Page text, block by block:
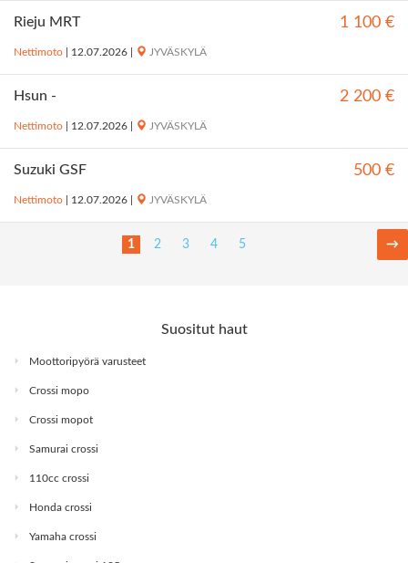
Rieju MRT 1 100 €
Nettimoto 12.07.2026 JYVÄSKYLÄ
Hsun - 2 200 €
Nettimoto 12.07.2026 JYVÄSKYLÄ
Suzuki GSF 500 €
Nettimoto 12.07.2026 JYVÄSKYLÄ
1 2 3 4 5 →
Suositut haut
Moottoripyörä varusteet
Crossi mopo
Crossi mopot
Samurai crossi
110cc crossi
Honda crossi
Yamaha crossi